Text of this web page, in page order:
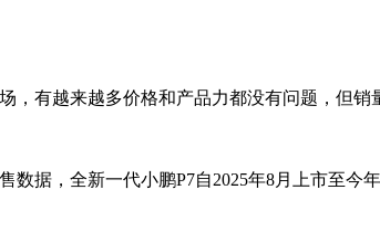
，有越来越多价格和产品力都没有问题，但销
据，全新一代小鹏P7自2025年8月上市至